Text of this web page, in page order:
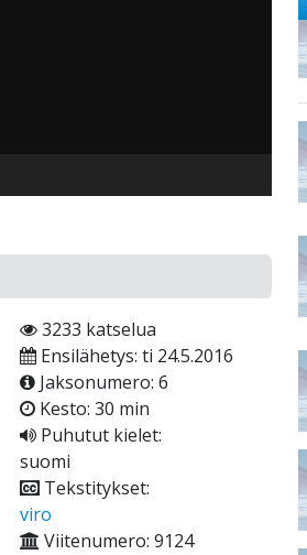
3233 katselua
Ensilähetys: ti 24.5.2016
Jaksonumero: 6
Kesto: 30 min
Puhutut kielet:
suomi
Tekstitykset:
viro
Viitenumero: 9124